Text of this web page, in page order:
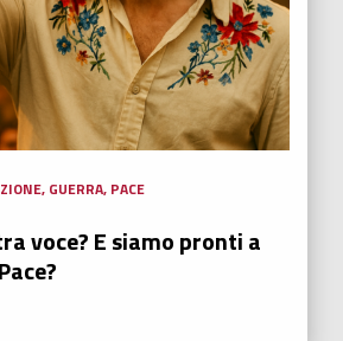
, GUERRA, PACE
voce? E siamo pronti a